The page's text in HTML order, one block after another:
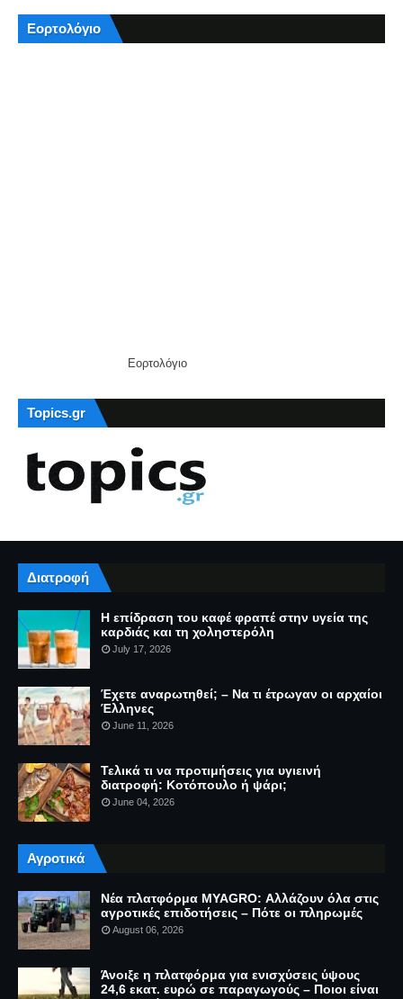
Εορτολόγιο
Εορτολόγιο
Topics.gr
Διατροφή
Η επίδραση του καφέ φραπέ στην υγεία της
καρδιάς και τη χοληστερόλη
July 17, 2026
Έχετε αναρωτηθεί; – Να τι έτρωγαν οι αρχαίοι
Έλληνες
June 11, 2026
Τελικά τι να προτιμήσεις για υγιεινή
διατροφή: Κοτόπουλο ή ψάρι;
June 04, 2026
Αγροτικά
Νέα πλατφόρμα MYAGRO: Αλλάζουν όλα στις
αγροτικές επιδοτήσεις – Πότε οι πληρωμές
August 06, 2026
Άνοιξε η πλατφόρμα για ενισχύσεις ύψους
24,6 εκατ. ευρώ σε παραγωγούς – Ποιοι είναι